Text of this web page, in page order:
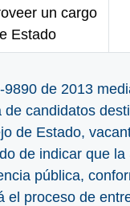
un cargo
Estado
de 2013
candidatos
de Estado,
de indicar que
pública,
proceso de